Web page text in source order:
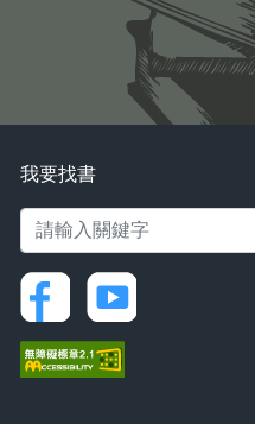
我要找書